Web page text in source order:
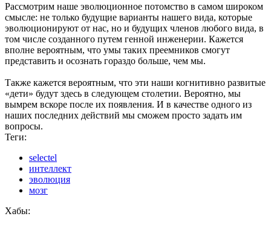
Рассмотрим наше эволюционное потомство в самом широком
смысле: не только будущие варианты нашего вида, которые
эволюционируют от нас, но и будущих членов любого вида, в
том числе созданного путем генной инженерии. Кажется
вполне вероятным, что умы таких преемников смогут
представить и осознать гораздо больше, чем мы.
Также кажется вероятным, что эти наши когнитивно развитые
«дети» будут здесь в следующем столетии. Вероятно, мы
вымрем вскоре после их появления. И в качестве одного из
наших последних действий мы сможем просто задать им
вопросы.
Теги:
selectel
интеллект
эволюция
мозг
Хабы: